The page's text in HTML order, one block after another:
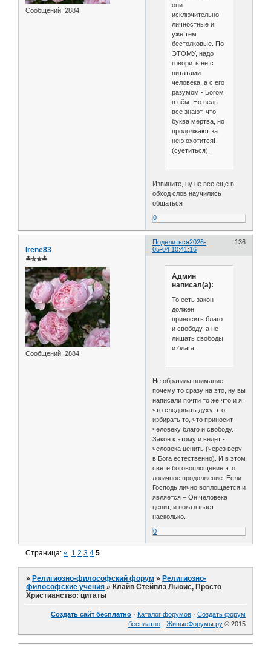
Сообщений: 2884
они
исключительно
личностные и
уже тем
бестолковые. По
ЭТОМУ, надо
говорить не с
цитатами
человека, а с его
разумом - Богом
в нём. Но ведь
все знают, что
буква мертва, но
продолжают за
нею охотится!
(суетиться).
Извините, ну не все еще в
обход слов научились
общаться
0
Поделиться 136
2026-
05-04 10:41:16
Irene83
≛✯✯≛
Сообщений: 2884
Админ
написал(а):
То есть закон
должен
приносить благо
и свободу, а не
лишать свободы
и блага.
Не обратила внимание
почему то сразу на это, ну вы
написали почти то же что и я:
что следовать духу это
избирать то, что приносит
человеку благо и свободу.
Закон к этому и ведёт -
человека ценить (через веру
в Бога естественно). И в этом
свете боговоплощение это
логичное продолжение. Если
Господь лично воплощается и
является – Он человека
ценит, и показывает
насколько.
0
Страница:« 1 2 3 4 5
»Религиозно-философский форум »Религиозно-
философские учения »Клайв Стейплз Льюис, Просто
Христианство: цитаты
Создать сайт бесплатно · Каталог форумов · Создать форум
бесплатно · ЖивыеФорумы.ру © 2015